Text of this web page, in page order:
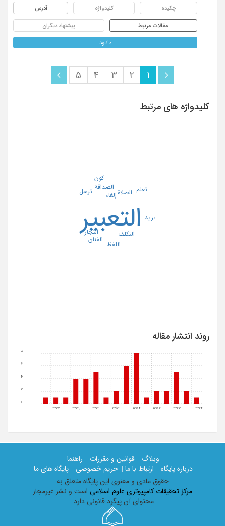
چکیده کلیدواژه آدرس
مقالات مرتبط پیشنهاد دیگران
دانلود
1
2
3
4
5
کلیدواژه های مرتبط
التعبیر
إلغاء
التجار التکلف
الصداقة
الصلاة
الفنان
اللفظ
ترسل
ترید
تعلم
کون
روند انتشار مقاله
1327 1329 1331 1352 1354 1356 1362 1364
0
2
4
6
8
وبلاگ | قوانین و مقررات |
راهنما
درباره پایگاه |
ارتباط با ما | حریم خصوصی |
پایگاه های ما
حقوق مادی و معنوی اين پايگاه متعلق به
مرکز تحقیقات کامپیوتری علوم اسلامی است و نشر غیرمجاز
محتوای آن پیگرد قانونی دارد.